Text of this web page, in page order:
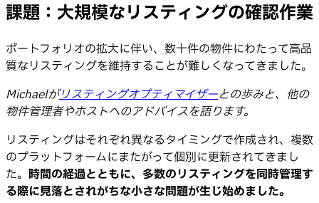
課題：大規模なリスティングの確認作業
ポートフォリオの拡大に伴い、数十件の物件にわたって高品
質なリスティングを維持することが難しくなってきました。
Michaelがリスティングオプティマイザーとの歩みと、他の
物件管理者やホストへのアドバイスを語ります。
リスティングはそれぞれ異なるタイミングで作成され、複数
のプラットフォームにまたがって個別に更新されてきまし
た。 時間の経過とともに、多数のリスティングを同時管理す
る際に見落とされがちな小さな問題が生じ始めました。